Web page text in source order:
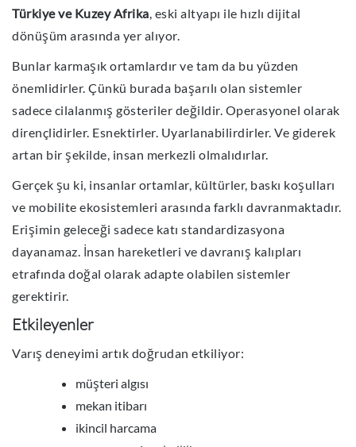
Türkiye ve Kuzey Afrika, eski altyapı ile hızlı dijital
dönüşüm arasında yer alıyor.
Bunlar karmaşık ortamlardır ve tam da bu yüzden
önemlidirler. Çünkü burada başarılı olan sistemler
sadece cilalanmış gösteriler değildir. Operasyonel olarak
dirençlidirler. Esnektirler. Uyarlanabilirdirler. Ve giderek
artan bir şekilde, insan merkezli olmalıdırlar.
Gerçek şu ki, insanlar ortamlar, kültürler, baskı koşulları
ve mobilite ekosistemleri arasında farklı davranmaktadır.
Erişimin geleceği sadece katı standardizasyona
dayanamaz. İnsan hareketleri ve davranış kalıpları
etrafında doğal olarak adapte olabilen sistemler
gerektirir.
Etkileyenler
Varış deneyimi artık doğrudan etkiliyor:
müşteri algısı
mekan itibarı
ikincil harcama